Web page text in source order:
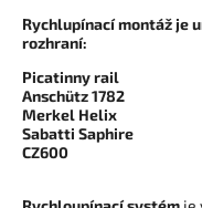
Rychlupínací montáž je
rozhraní:
Picatinny rail
Anschütz 1782
Merkel Helix
Sabatti Saphire
CZ600